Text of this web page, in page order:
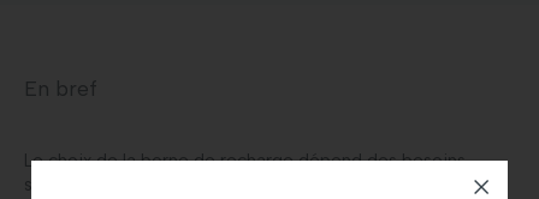
En bref
Le choix de la borne de recharge dépend des besoins
spécifiques de l’utilisateur, de l’environnement